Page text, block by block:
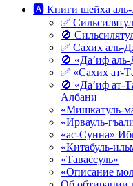
🅰 Книги шейха
✅
🚫
✅ Сахих аль-
🚫 «Да’иф
✅ «Сахих ат-
🚫 «Да’иф ат-
Албани
«Мишкатуль-
«Ирвауль-
«ас-Сунна»
«Китабуль-
«Тавассуль»
«Описание